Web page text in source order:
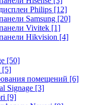
Philips [12]
Samsung [20]
Vivitek [1]
Hikvision [4]
[50]
[5]
помещений [6]
Signage [3]
[9]